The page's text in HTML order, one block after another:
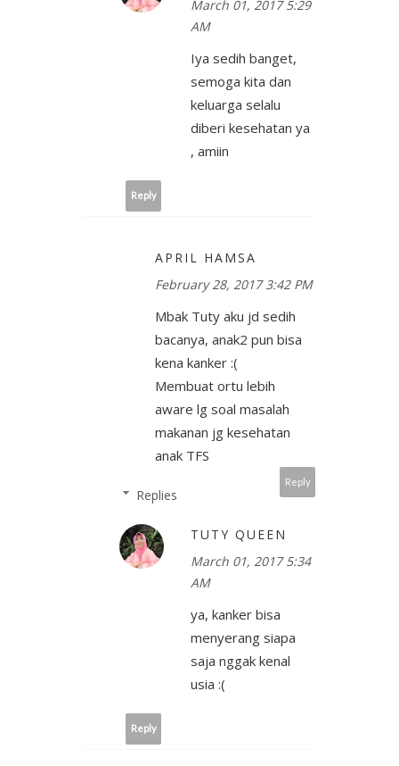
March 01, 2017 5:29
AM
Iya sedih banget,
semoga kita dan
keluarga selalu
diberi kesehatan ya
, amiin
Reply
APRIL HAMSA
February 28, 2017 3:42 PM
Mbak Tuty aku jd sedih
bacanya, anak2 pun bisa
kena kanker :(
Membuat ortu lebih
aware lg soal masalah
makanan jg kesehatan
anak TFS
Reply
Replies
TUTY QUEEN
March 01, 2017 5:34
AM
ya, kanker bisa
menyerang siapa
saja nggak kenal
usia :(
Reply